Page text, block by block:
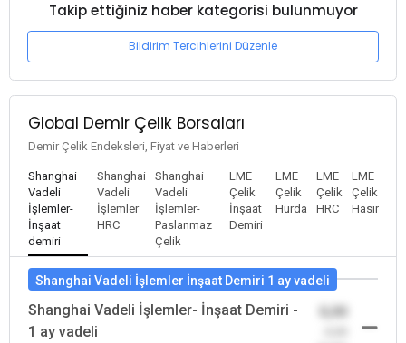
Takip ettiğiniz haber kategorisi bulunmuyor
Bildirim Tercihlerini Düzenle
Global Demir Çelik Borsaları
Demir Çelik Endeksleri, Fiyat ve Haberleri
Shanghai
Vadeli
İşlemler-
İnşaat
demiri
Shanghai
Vadeli
İşlemler
HRC
Shanghai
Vadeli
İşlemler-
Paslanmaz
Çelik
LME
Çelik
İnşaat
Demiri
LME
Çelik
Hurda
LME
Çelik
HRC
LME
Çelik
Hasır
Shanghai Vadeli İşlemler İnşaat Demiri 1 ay vadeli
Shanghai Vadeli İşlemler- İnşaat Demiri -
1 ay vadeli